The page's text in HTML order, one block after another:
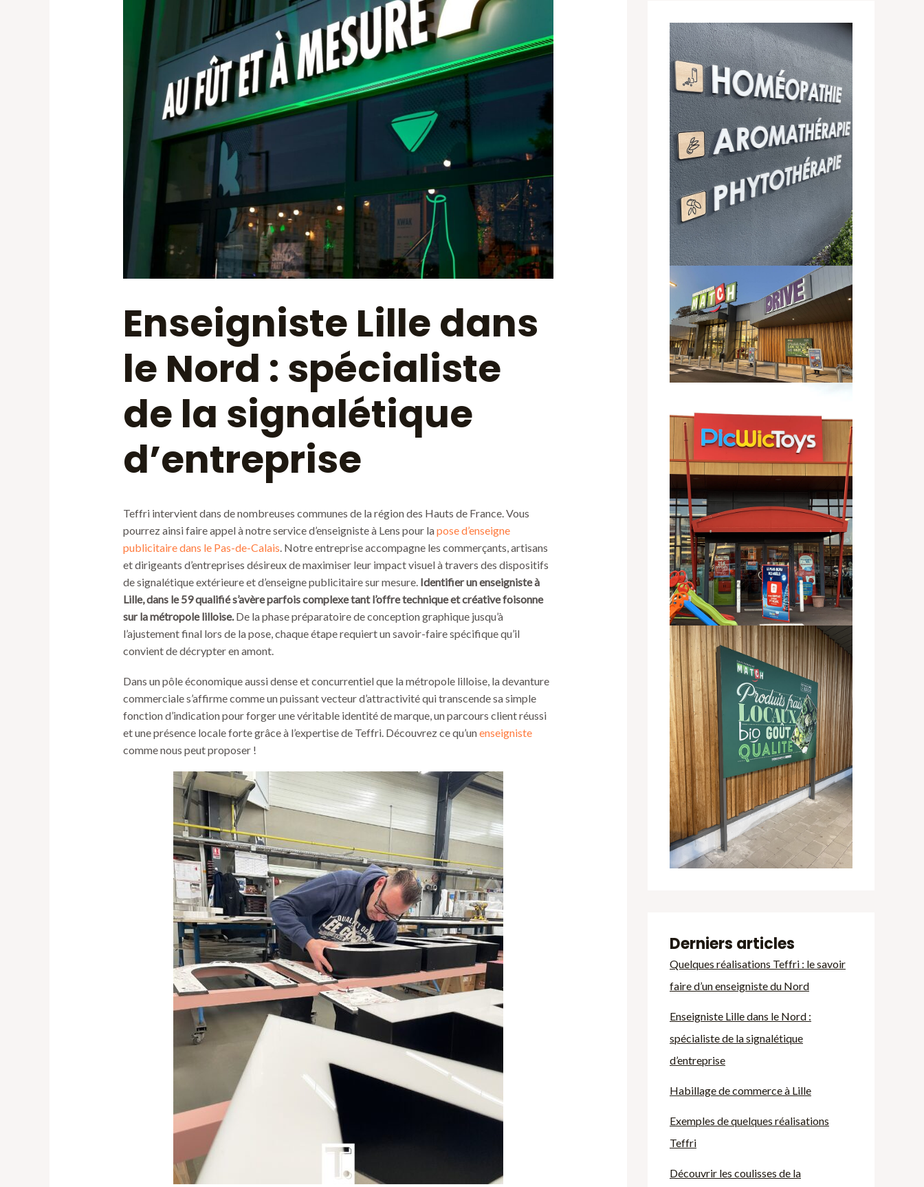
Enseigniste Lille dans
le Nord : spécialiste
de la signalétique
d’entreprise
Teffri intervient dans de nombreuses communes de la région des Hauts de France. Vous
pourrez ainsi faire appel à notre service d’enseigniste à Lens pour lapose d’enseigne
publicitaire dans le Pas-de-Calais. Notre entreprise accompagne les commerçants, artisans
et dirigeants d’entreprises désireux de maximiser leur impact visuel à travers des dispositifs
de signalétique extérieure et d’enseigne publicitaire sur mesure. Identifier un enseigniste à
Lille, dans le 59 qualifié s’avère parfois complexe tant l’offre technique et créative foisonne
sur la métropole lilloise.De la phase préparatoire de conception graphique jusqu’à
l’ajustement final lors de la pose, chaque étape requiert un savoir-faire spécifique qu’il
convient de décrypter en amont.
Dans un pôle économique aussi dense et concurrentiel que la métropole lilloise, la devanture
commerciale s’affirme comme un puissant vecteur d’attractivité qui transcende sa simple
fonction d’indication pour forger une véritable identité de marque, un parcours client réussi
et une présence locale forte grâce à l’expertise de Teffri. Découvrez ce qu’unenseigniste
comme nous peut proposer !
Derniers articles
Quelques réalisations Teffri : le savoir
faire d’un enseigniste du Nord
Enseigniste Lille dans le Nord :
spécialiste de la signalétique
d’entreprise
Habillage de commerce à Lille
Exemples de quelques réalisations
Teffri
Découvrir les coulisses de la